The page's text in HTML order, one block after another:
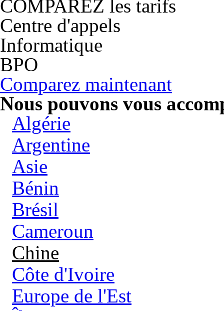
COMPAREZ les tarifs
Centre d'appels
Informatique
BPO
Comparez maintenant
Nous pouvons vous
Algérie
Argentine
Asie
Bénin
Brésil
Cameroun
Chine
Côte d'Ivoire
Europe de l'Est